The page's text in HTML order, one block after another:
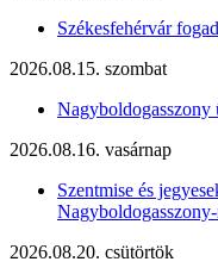
Székesfehérvár
2026.08.15. szombat
Nagyboldogasszony
2026.08.16. vasárnap
Szentmise és
2026.08.20. csütörtök